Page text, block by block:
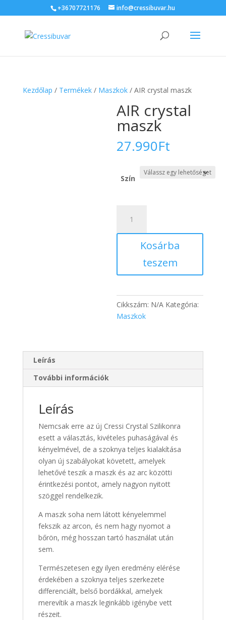
+36707721176 info@cressibuvar.hu
Kezdőlap / Termékek/ Maszkok/ AIR crystal maszk
AIR crystal
maszk
27.990Ft
Szín
crystal
maszk
mennyiségKosárba
teszem
Cikkszám: N/A Kategória:
Maszkok
Leírás
További információk
Leírás
Nemcsak erre az új Cressi Crystal Szilikonra
esett a választás, kivételes puhaságával és
kényelmével, de a szoknya teljes kialakítása
olyan új szabályokat követett, amelyek
lehetővé teszik a maszk és az arc közötti
érintkezési pontot, amely nagyon nyitott
szöggel rendelkezik.
A maszk soha nem látott kényelemmel
fekszik az arcon, és nem hagy nyomot a
bőrön, még hosszan tartó használat után
sem.
Természetesen egy ilyen eredmény elérése
érdekében a szoknya teljes szerkezete
differenciált, belső bordákkal, amelyek
merevítik a maszk leginkább igénybe vett
részeit.